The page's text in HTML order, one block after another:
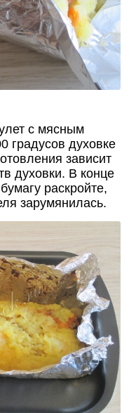
с мясным
градусов духовке
зависит
духовки. В конце
раскройте,
зарумянилась.